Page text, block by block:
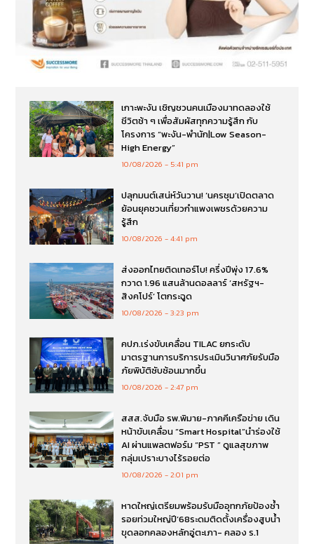
เกาะพะงัน เชิญชวนคนเมืองมาทดลองใช้
ชีวิตช้า ๆ เพื่อสัมผัสทุกความรู้สึก กับ
โครงการ “พะงัน-พำนัก|Low Season-
High Energy”
10/08/2026 5:41 pm
ปลุกมนต์เสน่ห์วันวาน! ‘นครชุม’เปิดตลาด
ย้อนยุคชวนเที่ยวกำแพงเพชรด้วยความ
รู้สึก
10/08/2026 4:41 pm
ส่งออกไทยติดเทอร์โบ! ครึ่งปีพุ่ง 17.6%
กวาด 1.96 แสนล้านดอลลาร์ ‘สหรัฐฯ-
สิงคโปร์’ โตกระฉูด
10/08/2026 3:23 pm
คปภ.เร่งขับเคลื่อน TILAC ยกระดับ
มาตรฐานการบริการประเมินวินาศภัยรับมือ
ภัยพิบัติซับซ้อนมากขึ้น
10/08/2026 2:47 pm
สสส.จับมือ รพ.พิมาย-ภาคคีเครือข่าย เดิน
หน้าขับเคลื่อน “Smart Hospital”นำร่องใช้
AI ผ่านแพลตฟอร์ม “PST ” ดูแลสุขภาพ
กลุ่มเปราะบางไร้รอยต่อ
10/08/2026 2:01 pm
หาดใหญ่เตรียมพร้อมรับมืออุทกภัยป้องซ้ำ
รอยท่วมใหญ่ปี’68ระดมติดตั้งเครื่องสูบน้ำ
ขุดลอกคลองหลักอู่ตะเภา- คลอง ร.1